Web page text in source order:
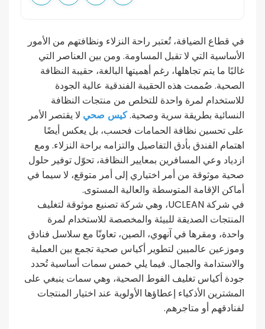
في قطاع الضيافة، تُعتبر راحة النزلاء ونظافتهم من الأمور
الأساسية التي لا تقبل المساومة. ومن بين العناصر التي
غالبًا ما يتم تجاهلها، رغم أهميتها البالغة، حقيبة النظافة
الصحية. صُممت هذه الحقيبة الفندقية عالية الجودة
للاستخدام لمرة واحدة للتخلص من منتجات النظافة
النسائية بطريقة سرية وصحية.كيس صحي لا يقتصر الأمر
على تحسين نظافة الحمامات فحسب، بل يعكس أيضًا
اهتمام الفندق بأدق التفاصيل والتزامه براحة النزلاء. ومع
ازدياد وعي المسافرين بمعايير النظافة، تحوّل توفير حلول
صحية موثوقة من أمر اختياري إلى أمر متوقع، لا سيما في
أماكن الإقامة المتوسطة والعالية المستوى.
في شركة UCLEAN، وهي شركة تصنيع موثوقة لتغليف
المنتجات الصديقة للبيئة والمخصصة للاستخدام لمرة
واحدة، ومقرها في آنهوي، الصين، تعاونّا مع سلاسل فنادق
وموزعين عالميين لتطوير أكياس صحية تجمع بين العملية
والاستدامة والجمال. فيما يلي خمس سمات أساسية تُحدد
جودة أكياس تغليف الفوط الصحية، وهي سمات ينبغي على
المشترين الأذكياء إعطاؤها الأولوية عند اختيار المنتجات
لفنادقهم أو متاجرهم.